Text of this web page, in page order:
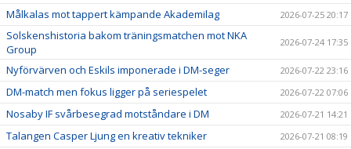
Målkalas mot tappert kämpande Akademilag 2026-07-25 20:17
Solskenshistoria bakom träningsmatchen mot NKA
Group
2026-07-24 17:35
Nyförvärven och Eskils imponerade i DM-seger 2026-07-22 23:16
DM-match men fokus ligger på seriespelet 2026-07-22 07:06
Nosaby IF svårbesegrad motståndare i DM 2026-07-21 14:21
Talangen Casper Ljung en kreativ tekniker 2026-07-21 08:19